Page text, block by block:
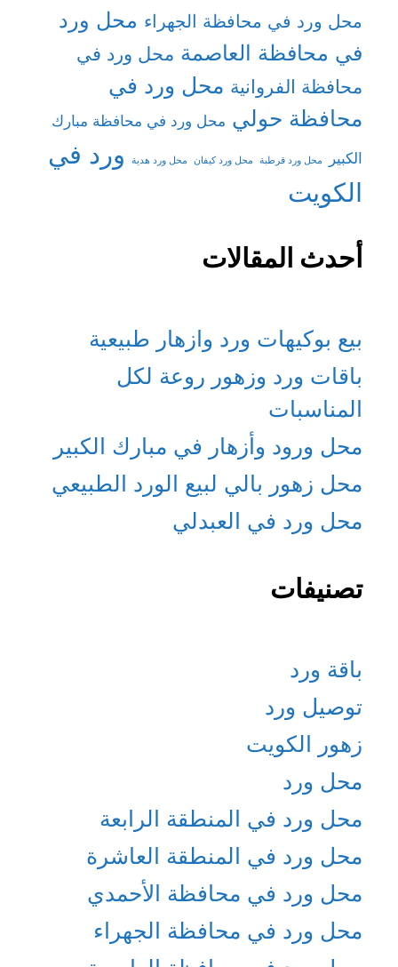
محل ورد في محافظة الجهراء محل ورد
في محافظة العاصمة محل ورد في
محافظة الفروانية محل ورد في
محافظة حولي محل ورد في محافظة مبارك
الكبير
محل ورد قرطبة محل ورد كيفان محل ورد هدية
ورد في
الكويت
أحدث المقالات
بيع بوكيهات ورد وازهار طبيعية
باقات ورد وزهور روعة لكل
المناسبات
محل ورود وأزهار في مبارك الكبير
محل زهور بالي لبيع الورد الطبيعي
محل ورد في العبدلي
تصنيفات
باقة ورد
توصيل ورد
زهور الكويت
محل ورد
محل ورد في المنطقة الرابعة
محل ورد في المنطقة العاشرة
محل ورد في محافظة الأحمدي
محل ورد في محافظة الجهراء